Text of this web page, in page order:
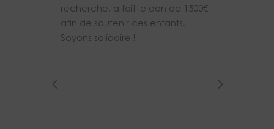
recherche, a fait le don de 1500€
afin de soutenir ces enfants.
Soyons solidaire !